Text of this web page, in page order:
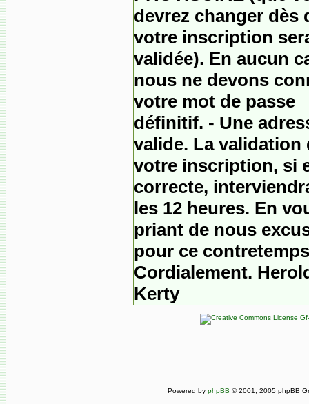
devrez changer dès
votre inscription
validée). En aucun
nous ne devons
votre mot de passe
définitif. - Une
valide. La validation
votre inscription, si
correcte,
les 12 heures. En
priant de nous
pour ce
Cordialement.
Kerty
Powered by phpBB © 2001, 2005 phpBB